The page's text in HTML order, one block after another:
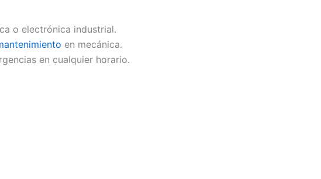
o electrónica industrial.
en mecánica.
en cualquier horario.